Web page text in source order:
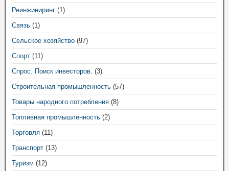
Реинжиниринг (1)
Связь (1)
Сельское хозяйство (97)
Спорт (11)
Спрос. Поиск инвесторов. (3)
Строительная промышленность (57)
Товары народного потребления (8)
Топливная промышленность (2)
Торговля (11)
Транспорт (13)
Туризм (12)